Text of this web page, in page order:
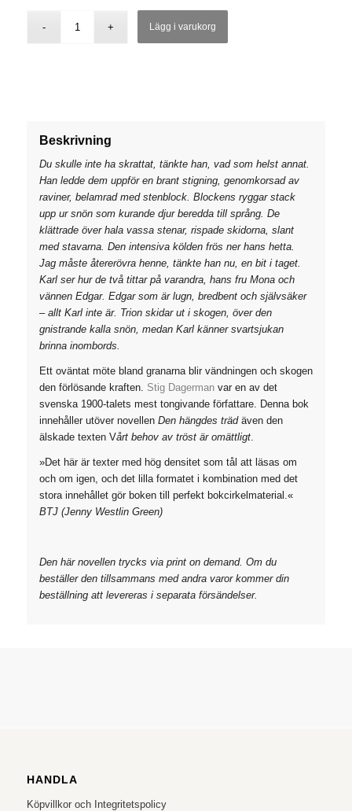
Lägg i varukorg
Beskrivning
Du skulle inte ha skrattat, tänkte han, vad som helst annat.
Han ledde dem uppför en brant stigning, genomkorsad av
raviner, belamrad med stenblock. Blockens ryggar stack
upp ur snön som kurande djur beredda till språng. De
klättrade över hala vassa stenar, rispade skidorna, slant
med stavarna. Den intensiva kölden frös ner hans hetta.
Jag måste återerövra henne, tänkte han nu, en bit i taget.
Karl ser hur de två tittar på varandra, hans fru Mona och
vännen Edgar. Edgar som är lugn, bredbent och självsäker
– allt Karl inte är. Trion skidar ut i skogen, över den
gnistrande kalla snön, medan Karl känner svartsjukan
brinna inombords.
Ett oväntat möte bland granarna blir vändningen och skogen
den förlösande kraften. Stig Dagermanvar en av det
svenska 1900-talets mest tongivande författare. Denna bok
innehåller utöver novellen Den hängdes trädäven den
älskade texten Vårt behov av tröst är omättligt.
»Det här är texter med hög densitet som tål att läsas om
och om igen, och det lilla formatet i kombination med det
stora innehållet gör boken till perfekt bokcirkelmaterial.«
BTJ (Jenny Westlin Green)
Den här novellen trycks via print on demand. Om du
beställer den tillsammans med andra varor kommer din
beställning att levereras i separata försändelser.
HANDLA
Köpvillkor och Integritetspolicy